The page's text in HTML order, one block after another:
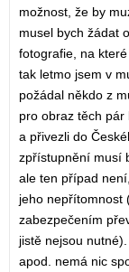
možnost, že by
musel bych žádat
fotografie, na
tak letmo jsem v
požádal někdo z
pro obraz těch
a přivezli do
zpřístupnění musí
ale ten případ
jeho nepřítomnost
zabezpečením
jistě nejsou
apod. nemá nic